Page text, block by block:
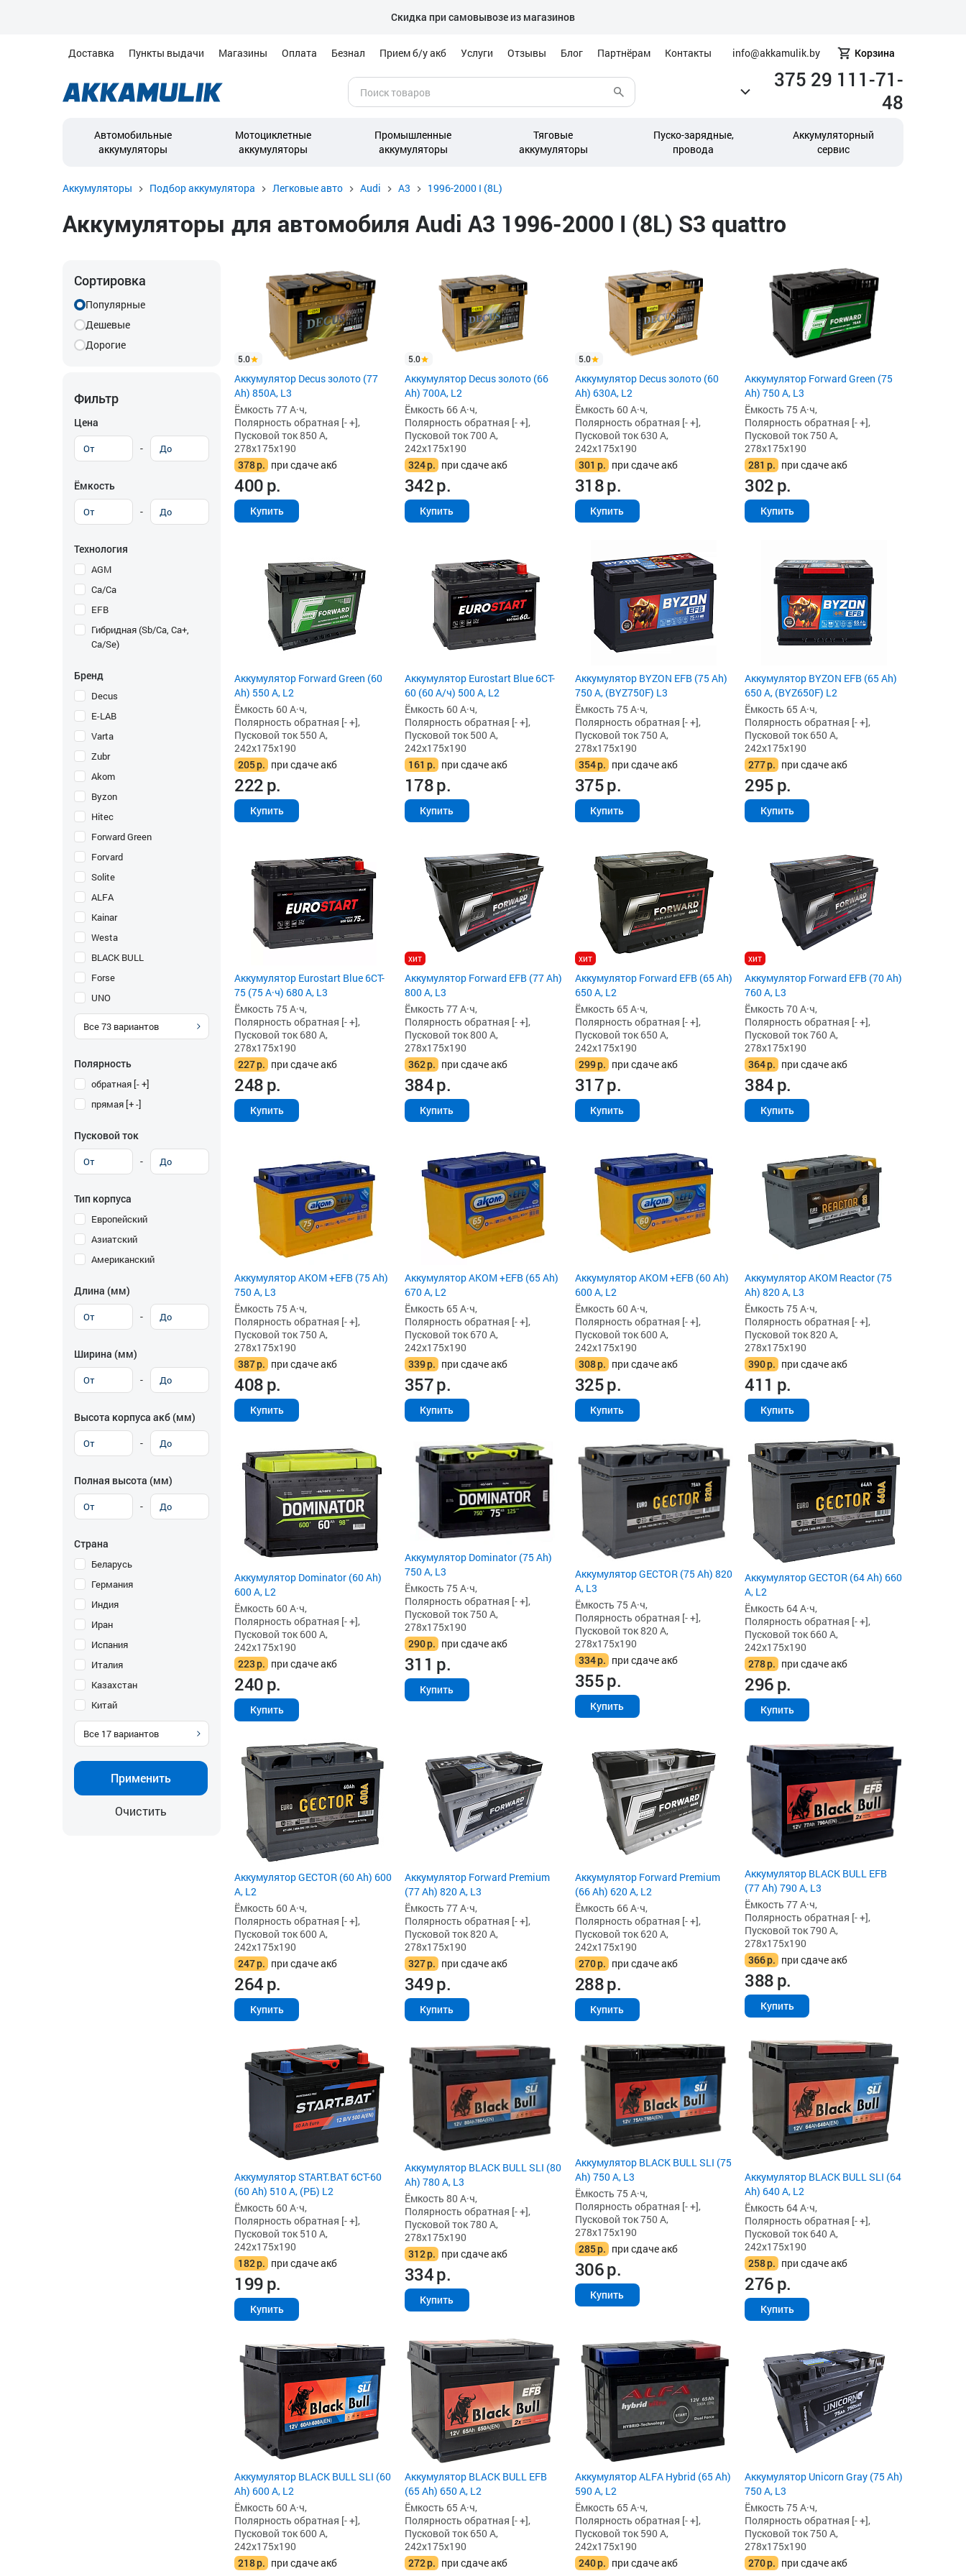
Скидка при самовывозе из магазинов
Доставка Пункты выдачи Магазины Оплата Безнал Прием б/у акб Услуги Отзывы Блог Партнёрам Контакты info@akkamulik.by Корзина
375 29 111-71-
48
Автомобильные
аккумуляторы
Мотоциклетные
аккумуляторы
Промышленные
аккумуляторы
Тяговые
аккумуляторы
Пуско-зарядные,
провода
Аккумуляторный
сервис
Аккумуляторы Подбор аккумулятора Легковые авто Audi A3 1996-2000 I (8L)
Аккумуляторы для автомобиля Audi A3 1996-2000 I (8L) S3 quattro
Сортировка
Популярные
Дешевые
Дорогие
Фильтр
Цена
-
Ёмкость
-
Технология
AGM
Ca/Ca
EFB
Гибридная (Sb/Ca, Ca+,
Ca/Se)
Бренд
Decus
E-LAB
Varta
Zubr
Akom
Byzon
Hitec
Forward Green
Forvard
Solite
ALFA
Kainar
Westa
BLACK BULL
Forse
UNO
Все73 вариантов
Полярность
обратная [- +]
прямая [+ -]
Пусковой ток
-
Тип корпуса
Европейский
Азиатский
Американский
Длина (мм)
-
Ширина (мм)
-
Высота корпуса акб (мм)
-
Полная высота (мм)
-
Страна
Беларусь
Германия
Индия
Иран
Испания
Италия
Казахстан
Китай
Все 17 вариантов
Применить
Очистить
5.0
Аккумулятор Decus золото (77
Ah) 850А, L3
Ёмкость 77 А·ч,
Полярность обратная [- +],
Пусковой ток 850 А,
278x175x190
378р. при сдаче акб
400р.
Купить
5.0
Аккумулятор Decus золото (66
Ah) 700A, L2
Ёмкость 66 А·ч,
Полярность обратная [- +],
Пусковой ток 700 А,
242x175x190
324р. при сдаче акб
342р.
Купить
5.0
Аккумулятор Decus золото (60
Ah) 630A, L2
Ёмкость 60 А·ч,
Полярность обратная [- +],
Пусковой ток 630 А,
242x175x190
301 р. при сдаче акб
318р.
Купить
Аккумулятор Forward Green (75
Ah) 750 А, L3
Ёмкость 75 А·ч,
Полярность обратная [- +],
Пусковой ток 750 А,
278x175x190
281 р. при сдаче акб
302р.
Купить
Аккумулятор Forward Green (60
Ah) 550 А, L2
Ёмкость 60 А·ч,
Полярность обратная [- +],
Пусковой ток 550 А,
242x175x190
205р. при сдаче акб
222р.
Купить
Аккумулятор Eurostart Blue 6CT-
60 (60 А/ч) 500 А, L2
Ёмкость 60 А·ч,
Полярность обратная [- +],
Пусковой ток 500 А,
242x175x190
161 р. при сдаче акб
178р.
Купить
Аккумулятор BYZON EFB (75 Ah)
750 А, (BYZ750F) L3
Ёмкость 75 А·ч,
Полярность обратная [- +],
Пусковой ток 750 А,
278x175x190
354р. при сдаче акб
375р.
Купить
Аккумулятор BYZON EFB (65 Ah)
650 А, (BYZ650F) L2
Ёмкость 65 А·ч,
Полярность обратная [- +],
Пусковой ток 650 А,
242x175x190
277р. при сдаче акб
295р.
Купить
Аккумулятор Eurostart Blue 6CT-
75 (75 А·ч) 680 А, L3
Ёмкость 75 А·ч,
Полярность обратная [- +],
Пусковой ток 680 А,
278x175x190
227р. при сдаче акб
248р.
Купить
хит
Аккумулятор Forward EFB (77 Ah)
800 А, L3
Ёмкость 77 А·ч,
Полярность обратная [- +],
Пусковой ток 800 А,
278x175x190
362р. при сдаче акб
384р.
Купить
хит
Аккумулятор Forward EFB (65 Ah)
650 А, L2
Ёмкость 65 А·ч,
Полярность обратная [- +],
Пусковой ток 650 А,
242x175x190
299р. при сдаче акб
317р.
Купить
хит
Аккумулятор Forward EFB (70 Ah)
760 А, L3
Ёмкость 70 А·ч,
Полярность обратная [- +],
Пусковой ток 760 А,
278x175x190
364р. при сдаче акб
384р.
Купить
Аккумулятор AKOM +EFB (75 Ah)
750 А, L3
Ёмкость 75 А·ч,
Полярность обратная [- +],
Пусковой ток 750 А,
278x175x190
387р. при сдаче акб
408р.
Купить
Аккумулятор AKOM +EFB (65 Ah)
670 А, L2
Ёмкость 65 А·ч,
Полярность обратная [- +],
Пусковой ток 670 А,
242x175x190
339р. при сдаче акб
357р.
Купить
Аккумулятор AKOM +EFB (60 Ah)
600 А, L2
Ёмкость 60 А·ч,
Полярность обратная [- +],
Пусковой ток 600 А,
242x175x190
308р. при сдаче акб
325р.
Купить
Аккумулятор AKOM Reactor (75
Ah) 820 А, L3
Ёмкость 75 А·ч,
Полярность обратная [- +],
Пусковой ток 820 А,
278x175x190
390р. при сдаче акб
411 р.
Купить
Аккумулятор Dominator (60 Ah)
600 А, L2
Ёмкость 60 А·ч,
Полярность обратная [- +],
Пусковой ток 600 А,
242x175x190
223р. при сдаче акб
240р.
Купить
Аккумулятор Dominator (75 Ah)
750 А, L3
Ёмкость 75 А·ч,
Полярность обратная [- +],
Пусковой ток 750 А,
278x175x190
290р. при сдаче акб
311 р.
Купить
Аккумулятор GECTOR (75 Ah) 820
А, L3
Ёмкость 75 А·ч,
Полярность обратная [- +],
Пусковой ток 820 А,
278x175x190
334р. при сдаче акб
355р.
Купить
Аккумулятор GECTOR (64 Ah) 660
А, L2
Ёмкость 64 А·ч,
Полярность обратная [- +],
Пусковой ток 660 А,
242x175x190
278р. при сдаче акб
296р.
Купить
Аккумулятор GECTOR (60 Ah) 600
А, L2
Ёмкость 60 А·ч,
Полярность обратная [- +],
Пусковой ток 600 А,
242x175x190
247р. при сдаче акб
264р.
Купить
Аккумулятор Forward Premium
(77 Ah) 820 А, L3
Ёмкость 77 А·ч,
Полярность обратная [- +],
Пусковой ток 820 А,
278x175x190
327р. при сдаче акб
349р.
Купить
Аккумулятор Forward Premium
(66 Ah) 620 А, L2
Ёмкость 66 А·ч,
Полярность обратная [- +],
Пусковой ток 620 А,
242x175x190
270р. при сдаче акб
288р.
Купить
Аккумулятор BLACK BULL EFB
(77 Ah) 790 А, L3
Ёмкость 77 А·ч,
Полярность обратная [- +],
Пусковой ток 790 А,
278x175x190
366р. при сдаче акб
388р.
Купить
Аккумулятор START.BAT 6СТ-60
(60 Ah) 510 А, (РБ) L2
Ёмкость 60 А·ч,
Полярность обратная [- +],
Пусковой ток 510 А,
242x175x190
182р. при сдаче акб
199р.
Купить
Аккумулятор BLACK BULL SLI (80
Ah) 780 А, L3
Ёмкость 80 А·ч,
Полярность обратная [- +],
Пусковой ток 780 А,
278x175x190
312р. при сдаче акб
334р.
Купить
Аккумулятор BLACK BULL SLI (75
Ah) 750 А, L3
Ёмкость 75 А·ч,
Полярность обратная [- +],
Пусковой ток 750 А,
278x175x190
285р. при сдаче акб
306р.
Купить
Аккумулятор BLACK BULL SLI (64
Ah) 640 А, L2
Ёмкость 64 А·ч,
Полярность обратная [- +],
Пусковой ток 640 А,
242x175x190
258р. при сдаче акб
276р.
Купить
Аккумулятор BLACK BULL SLI (60
Ah) 600 А, L2
Ёмкость 60 А·ч,
Полярность обратная [- +],
Пусковой ток 600 А,
242x175x190
218р. при сдаче акб
Аккумулятор BLACK BULL EFB
(65 Ah) 650 А, L2
Ёмкость 65 А·ч,
Полярность обратная [- +],
Пусковой ток 650 А,
242x175x190
272р. при сдаче акб
Аккумулятор ALFA Hybrid (65 Ah)
590 А, L2
Ёмкость 65 А·ч,
Полярность обратная [- +],
Пусковой ток 590 А,
242x175x190
240р. при сдаче акб
Аккумулятор Unicorn Gray (75 Ah)
750 А, L3
Ёмкость 75 А·ч,
Полярность обратная [- +],
Пусковой ток 750 А,
278x175x190
270р. при сдаче акб